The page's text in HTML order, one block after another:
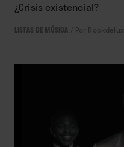
¿Crisis existencial?
LISTAS DE MÚSICA Por Rockdelux